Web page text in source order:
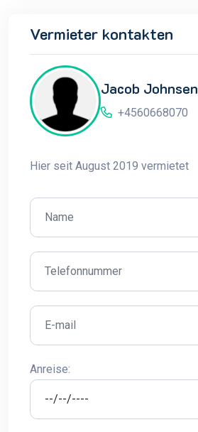
Vermieter kontakten
Jacob Johnsen
+4560668070
Hier seit August 2019 vermietet
Anreise: